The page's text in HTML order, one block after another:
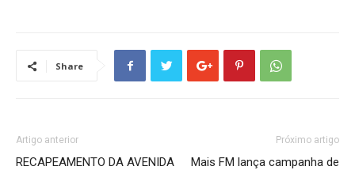
Share
Artigo anterior
RECAPEAMENTO DA AVENIDA
Próximo artigo
Mais FM lança campanha de